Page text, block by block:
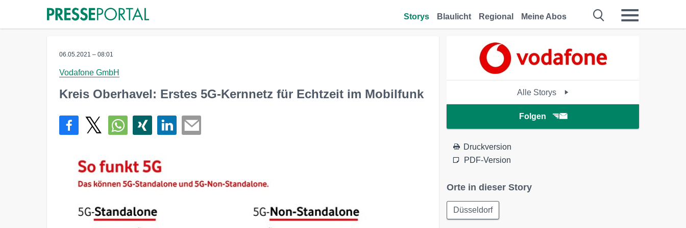
Storys Blaulicht Regional Meine Abos
06.05.2021 – 08:01
Vodafone GmbH
Kreis Oberhavel: Erstes 5G-Kernnetz für Echtzeit im Mobilfunk Alle Storys
Folgen
Druckversion
PDF-Version
Orte in dieser Story
Düsseldorf